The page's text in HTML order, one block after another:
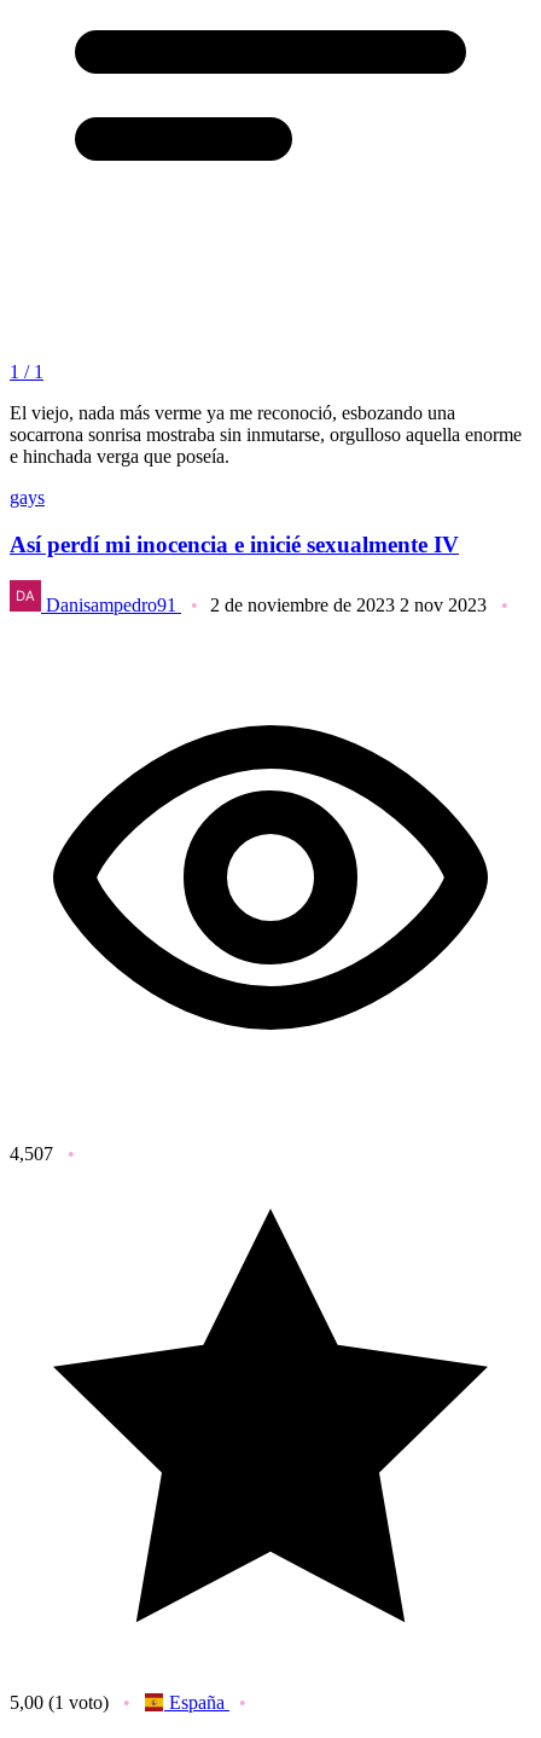
1 / 1
El viejo, nada más verme ya me reconoció, esbozando una
socarrona sonrisa mostraba sin inmutarse, orgulloso aquella enorme
e hinchada verga que poseía.
gays
Así perdí mi inocencia e inicié sexualmente IV
Danisampedro91 2 de noviembre de 2023 2 nov 2023
4,507
5,00 (1 voto) España